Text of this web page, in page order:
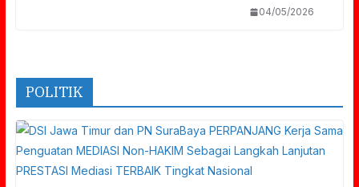
04/05/2026
POLITIK